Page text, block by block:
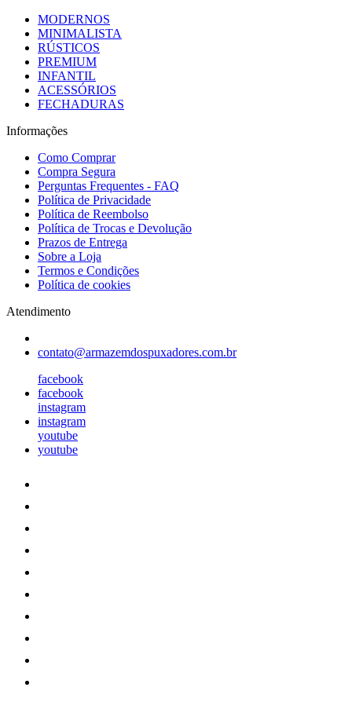
MODERNOS
MINIMALISTA
RÚSTICOS
PREMIUM
INFANTIL
ACESSÓRIOS
FECHADURAS
Informações
Como Comprar
Compra Segura
Perguntas Frequentes - FAQ
Política de Privacidade
Política de Reembolso
Política de Trocas e Devolução
Prazos de Entrega
Sobre a Loja
Termos e Condições
Política de cookies
Atendimento
contato@armazemdospuxadores.com.br
facebook
facebook
instagram
instagram
youtube
youtube